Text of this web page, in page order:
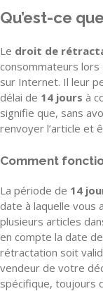
Qu’est-ce
Le droit de
consommateurs lors
sur Internet. Il leur
délai de 14 jours à
signifie que, sans
renvoyer l’article et
Comment
La période de 14
date à laquelle vous
plusieurs articles
en compte la date
rétractation soit
vendeur de votre
spécifique, toujours